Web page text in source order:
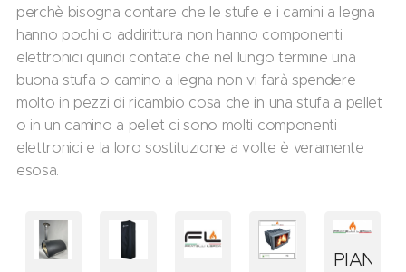
perchè bisogna contare che le stufe e i camini a legna
hanno pochi o addirittura non hanno componenti
elettronici quindi contate che nel lungo termine una
buona stufa o camino a legna non vi farà spendere
molto in pezzi di ricambio cosa che in una stufa a pellet
o in un camino a pellet ci sono molti componenti
elettronici e la loro sostituzione a volte è veramente
esosa.
PIANO